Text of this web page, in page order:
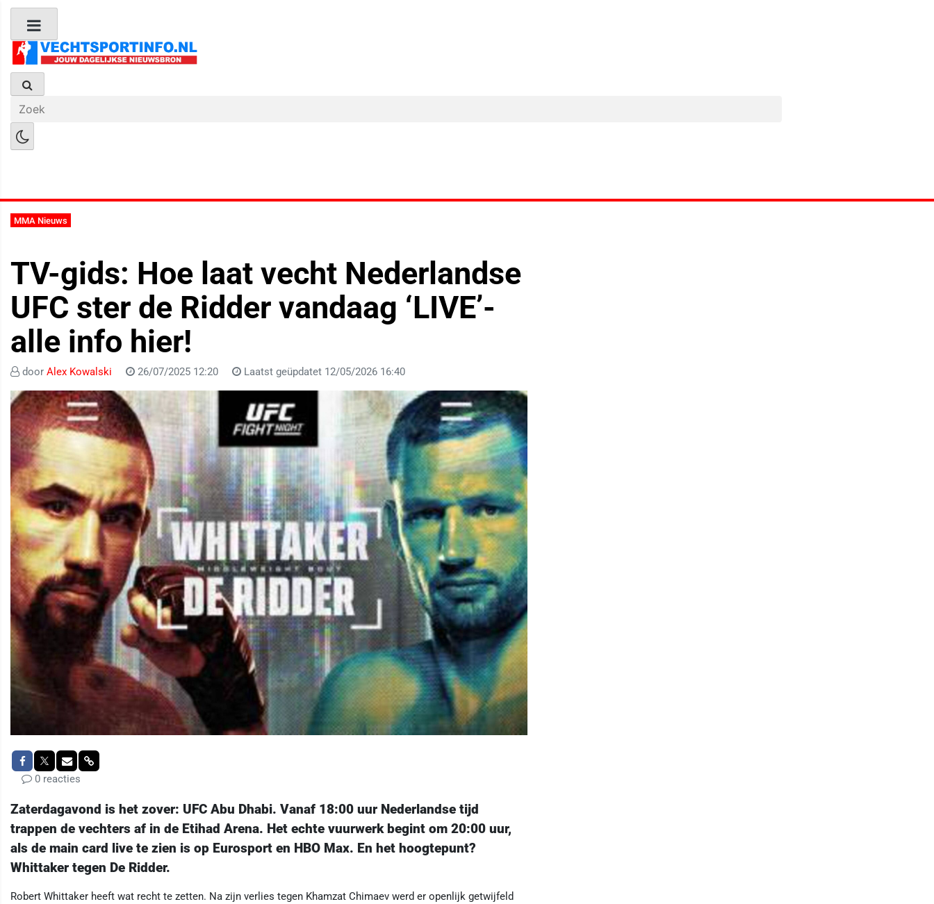
MMA Nieuws
TV-gids: Hoe laat vecht Nederlandse
UFC ster de Ridder vandaag ‘LIVE’-
alle info hier!
door Alex Kowalski 26/07/2025 12:20 Laatst geüpdatet 12/05/2026 16:40
0 reacties
Zaterdagavond is het zover: UFC Abu Dhabi. Vanaf 18:00 uur Nederlandse tijd
trappen de vechters af in de Etihad Arena. Het echte vuurwerk begint om 20:00 uur,
als de main card live te zien is op Eurosport en HBO Max. En het hoogtepunt?
Whittaker tegen De Ridder.
Robert Whittaker heeft wat recht te zetten. Na zijn verlies tegen Khamzat Chimaev werd er openlijk getwijfeld